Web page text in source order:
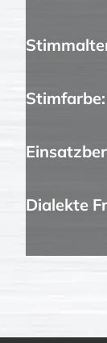
Stimfarbe:
Dialekte